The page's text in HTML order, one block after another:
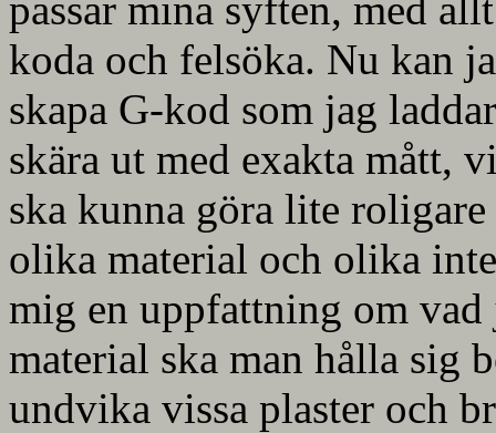
koda och felsöka. Nu kan
skapa G-kod som jag
skära ut med exakta mått,
ska kunna göra lite
olika material och olika
mig en uppfattning om vad
material ska man hålla sig
undvika vissa plaster och